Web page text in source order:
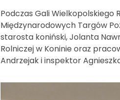
Podczas Gali Wielkopolskiego
Międzynarodowych Targów
starosta koniński, Jolanta
Rolniczej w Koninie oraz
Andrzejak i inspektor